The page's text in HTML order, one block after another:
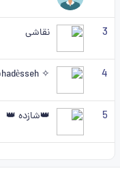
3 نقاشی
4
✧ Mohadèsseh ✧
5 👑شازده 👑